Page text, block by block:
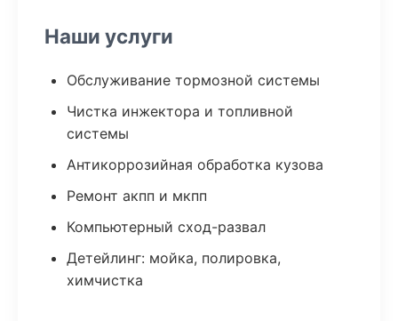
Наши услуги
Обслуживание тормозной системы
Чистка инжектора и топливной
системы
Антикоррозийная обработка кузова
Ремонт акпп и мкпп
Компьютерный сход-развал
Детейлинг: мойка, полировка,
химчистка